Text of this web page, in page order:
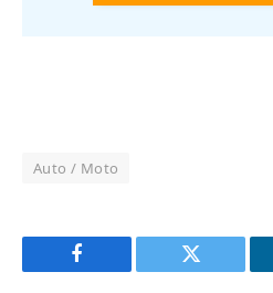
Auto / Moto
Facebook Twitter